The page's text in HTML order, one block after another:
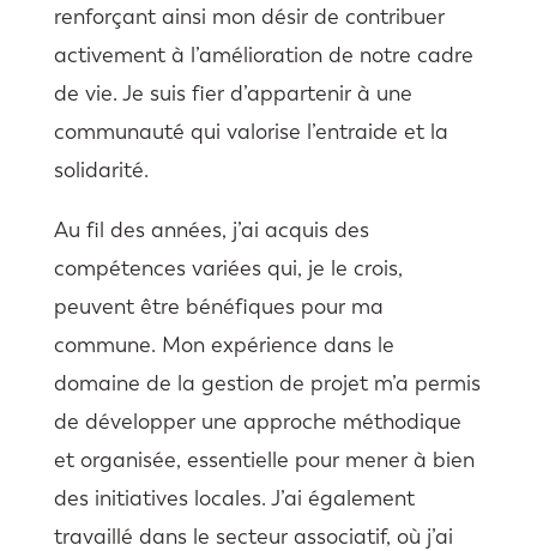
renforçant ainsi mon désir de contribuer
activement à l’amélioration de notre cadre
de vie. Je suis fier d’appartenir à une
communauté qui valorise l’entraide et la
solidarité.
Au fil des années, j’ai acquis des
compétences variées qui, je le crois,
peuvent être bénéfiques pour ma
commune. Mon expérience dans le
domaine de la gestion de projet m’a permis
de développer une approche méthodique
et organisée, essentielle pour mener à bien
des initiatives locales. J’ai également
travaillé dans le secteur associatif, où j’ai